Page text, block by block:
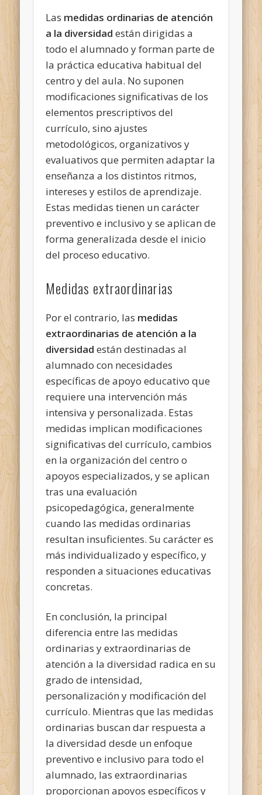
Las medidas ordinarias de atención
a la diversidad están dirigidas a
todo el alumnado y forman parte de
la práctica educativa habitual del
centro y del aula. No suponen
modificaciones significativas de los
elementos prescriptivos del
currículo, sino ajustes
metodológicos, organizativos y
evaluativos que permiten adaptar la
enseñanza a los distintos ritmos,
intereses y estilos de aprendizaje.
Estas medidas tienen un carácter
preventivo e inclusivo y se aplican de
forma generalizada desde el inicio
del proceso educativo.
Medidas extraordinarias
Por el contrario, las medidas
extraordinarias de atención a la
diversidad están destinadas al
alumnado con necesidades
específicas de apoyo educativo que
requiere una intervención más
intensiva y personalizada. Estas
medidas implican modificaciones
significativas del currículo, cambios
en la organización del centro o
apoyos especializados, y se aplican
tras una evaluación
psicopedagógica, generalmente
cuando las medidas ordinarias
resultan insuficientes. Su carácter es
más individualizado y específico, y
responden a situaciones educativas
concretas.
En conclusión, la principal
diferencia entre las medidas
ordinarias y extraordinarias de
atención a la diversidad radica en su
grado de intensidad,
personalización y modificación del
currículo. Mientras que las medidas
ordinarias buscan dar respuesta a
la diversidad desde un enfoque
preventivo e inclusivo para todo el
alumnado, las extraordinarias
proporcionan apoyos específicos y